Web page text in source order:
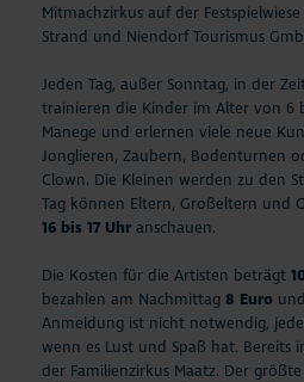
Mitmachzirkus auf der
Strand und Niendorf Tourismus
Jeden Tag, außer Sonntag, in der
trainieren die Kinder im Alter von 6
Manege und erlernen viele neue
Jonglieren, Zaubern, Bodenturnen
Clown. Die Kleinen werden zu den
Tag können Eltern, Großeltern und
16 bis 17 Uhr anschauen.
Die Kosten für die Artisten beträgt
bezahlen am Nachmittag 8 Euro
Anmeldung ist nicht notwendig,
wenn es Lust und Spaß hat. Bereits
der Familienzirkus Maatz. Der